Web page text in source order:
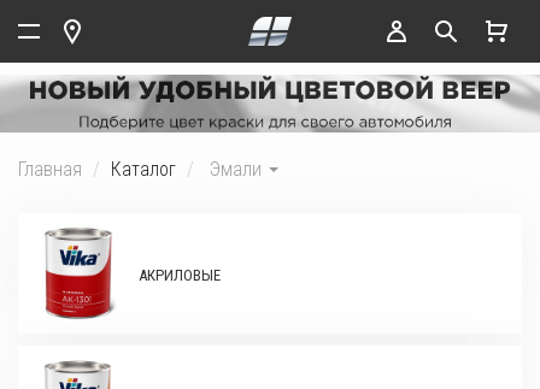
Главная Каталог Эмали
АКРИЛОВЫЕ